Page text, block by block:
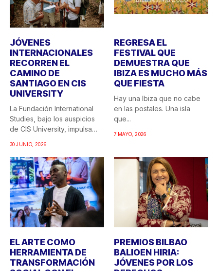
JÓVENES
INTERNACIONALES
RECORREN EL
CAMINO DE
SANTIAGO EN CIS
UNIVERSITY
La Fundación International
Studies, bajo los auspicios
de CIS University, impulsa
30 JUNIO, 2026
REGRESA EL
FESTIVAL QUE
DEMUESTRA QUE
IBIZA ES MUCHO MÁS
QUE FIESTA
Hay una Ibiza que no cabe
en las postales. Una isla
que...
7 MAYO, 2026
EL ARTE COMO
HERRAMIENTA DE
TRANSFORMACIÓN
PREMIOS BILBAO
BALIOEN HIRIA:
JÓVENES POR LOS